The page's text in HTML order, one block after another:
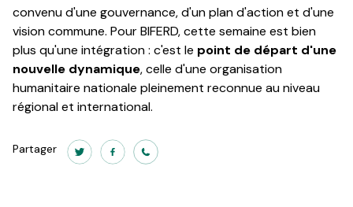
convenu d'une gouvernance, d'un plan d'action et d'une
vision commune. Pour BIFERD, cette semaine est bien
plus qu'une intégration : c'est le point de départ d'une
nouvelle dynamique, celle d'une organisation
humanitaire nationale pleinement reconnue au niveau
régional et international.
Partager